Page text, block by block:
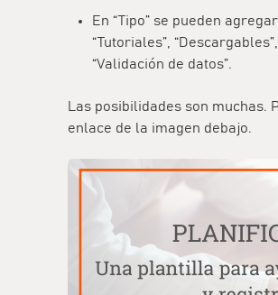
En “Tipo” se pueden
“Tutoriales”,
“Validación de datos”.
Las posibilidades son
enlace de la imagen debajo.